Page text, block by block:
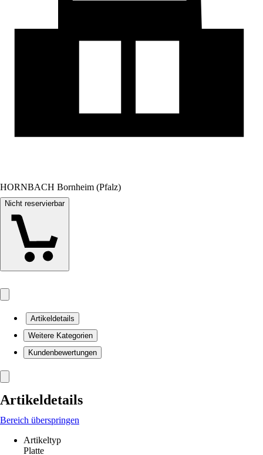
HORNBACH Bornheim (Pfalz)
Nicht reservierbar
Artikeldetails
Weitere Kategorien
Kundenbewertungen
Artikeldetails
Bereich überspringen
Artikeltyp
Platte